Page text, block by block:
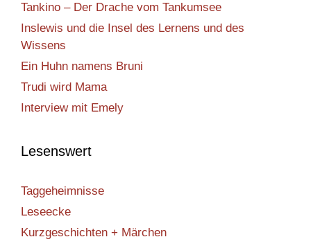
Tankino – Der Drache vom Tankumsee
Inslewis und die Insel des Lernens und des
Wissens
Ein Huhn namens Bruni
Trudi wird Mama
Interview mit Emely
Lesenswert
Taggeheimnisse
Leseecke
Kurzgeschichten + Märchen